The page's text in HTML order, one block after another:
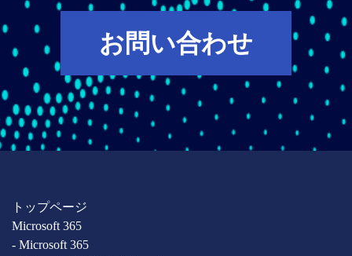
お問い合わせ
トップページ
Microsoft 365
- Microsoft 365